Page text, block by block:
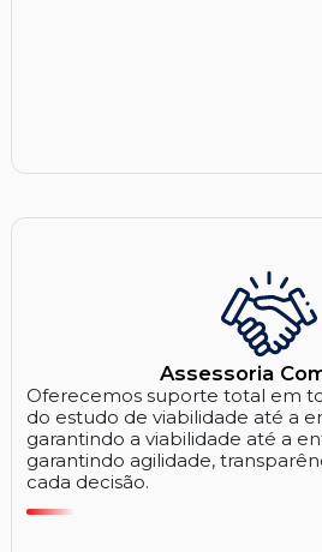
Assessoria
Oferecemos suporte total em
do estudo de viabilidade até a
garantindo a viabilidade até a
garantindo agilidade,
cada decisão.